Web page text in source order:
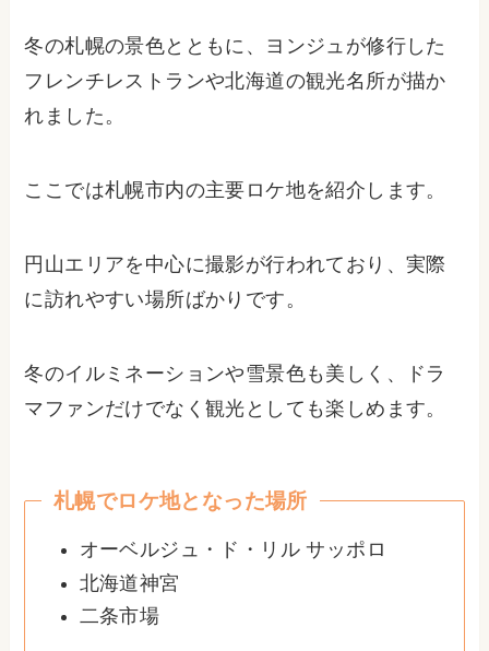
冬の札幌の景色とともに、ヨンジュが修行した
フレンチレストランや北海道の観光名所が描か
れました。
ここでは札幌市内の主要ロケ地を紹介します。
円山エリアを中心に撮影が行われており、実際
に訪れやすい場所ばかりです。
冬のイルミネーションや雪景色も美しく、ドラ
マファンだけでなく観光としても楽しめます。
札幌でロケ地となった場所
オーベルジュ・ド・リル サッポロ
北海道神宮
二条市場